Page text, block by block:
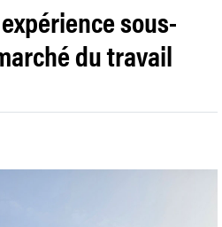
sous-
du travail